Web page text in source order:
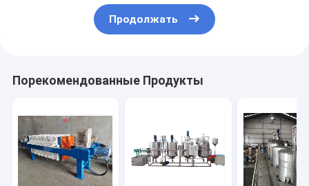
Продолжать
Порекомендованные Продукты